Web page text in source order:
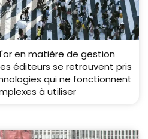
en matière de gestion
éditeurs se retrouvent pris
qui ne fonctionnent
à utiliser